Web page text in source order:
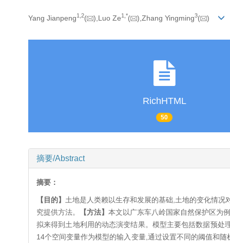
Yang Jianpeng1, 2( ),Luo Ze1, *( ),Zhang Yingming3( )
RichHTML
50
摘要/Abstract
摘要：
【目的】 土地是人类赖以生存和发展的基础,土地的变化情
究提供方法。
【方法】 本文以广东车八岭国家自然保护区为
拟来得到土地利用的动态演变结果。模型主要包括数据预
14个空间变量作为模型的输入变量,通过设置不同的阈值和